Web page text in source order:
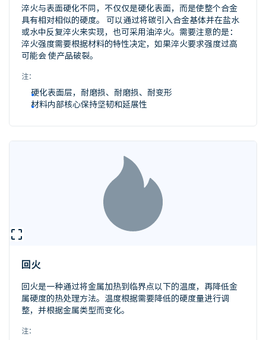
淬火与表面硬化不同，不仅仅是硬化表面，而是使整个合金
具有相对相似的硬度。 可以通过将碳引入合金基体并在盐水
或水中反复淬火来实现，也可采用油淬火。需要注意的是：
淬火强度需要根据材料的特性决定，如果淬火要求强度过高
可能会 使产品破裂。
注：
硬化表面层，耐磨损、耐磨损、耐变形
材料内部核心保持坚韧和延展性
回火
回火是一种通过将金属加热到临界点以下的温度，再降低金
属硬度的热处理方法。温度根据需要降低的硬度量进行调
整，并根据金属类型而变化。
注：